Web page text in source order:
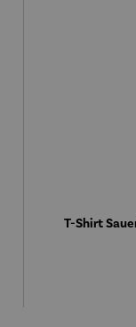
T-Shirt